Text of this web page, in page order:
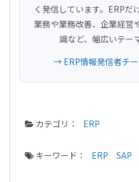
く発信しています。ERPだ
業務や業務改善、企業経営
識など、幅広いテー
→ ERP情報発信者チ
カテゴリ： ERP
キーワード： ERP SAP